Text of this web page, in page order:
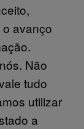
avanço
Não
tudo
utilizar
a